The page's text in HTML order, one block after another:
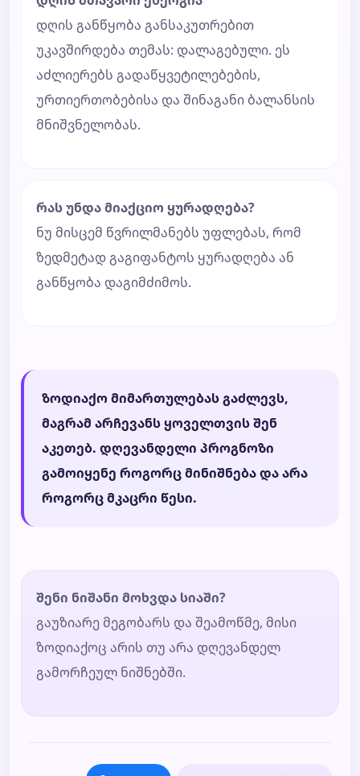
დღის განწყობა განსაკუთრებით
უკავშირდება თემას: დალაგებული. ეს
აძლიერებს გადაწყვეტილებების,
ურთიერთობებისა და შინაგანი ბალანსის
მნიშვნელობას.
რას უნდა მიაქციო ყურადღება?
ნუ მისცემ წვრილმანებს უფლებას, რომ
ზედმეტად გაგიფანტოს ყურადღება ან
განწყობა დაგიმძიმოს.
ზოდიაქო მიმართულებას გაძლევს,
მაგრამ არჩევანს ყოველთვის შენ
აკეთებ. დღევანდელი პროგნოზი
გამოიყენე როგორც მინიშნება და არა
როგორც მკაცრი წესი.
შენი ნიშანი მოხვდა სიაში?
გაუზიარე მეგობარს და შეამოწმე, მისი
ზოდიაქოც არის თუ არა დღევანდელ
გამორჩეულ ნიშნებში.